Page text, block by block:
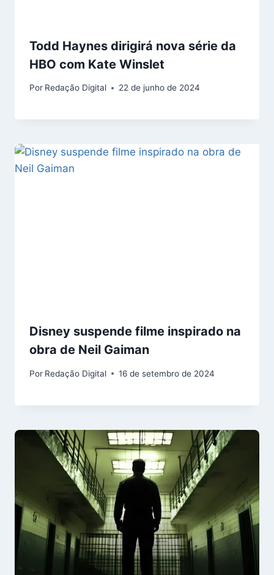
Todd Haynes dirigirá nova série da
HBO com Kate Winslet
Por Redação Digital 22 de junho de 2024
Disney suspende filme inspirado na
obra de Neil Gaiman
Por Redação Digital 16 de setembro de 2024